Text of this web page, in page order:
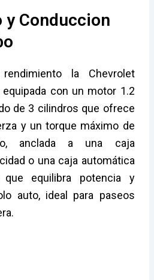
y Conduccion
la Chevrolet
con un motor 1.2
de 3 cilindros que ofrece
y un torque máximo de
anclada a una caja
o una caja automática
equilibra potencia y
auto, ideal para paseos